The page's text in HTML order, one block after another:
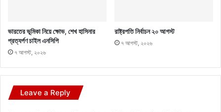
ভারতের ভূমিকা নিয়ে ক্ষোভ, শেখ হাসিনার
প্রত্যর্পণ চাইল এনসিপি
৭ আগস্ট, ২০২৬
রাষ্ট্রপতি নির্বাচন ২০ আগস্ট
৭ আগস্ট, ২০২৬
Leave a Reply